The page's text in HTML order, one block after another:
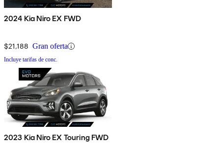
2024 Kia Niro EX FWD
$21,188 Gran oferta
Incluye tarifas de conc.
2023 Kia Niro EX Touring FWD